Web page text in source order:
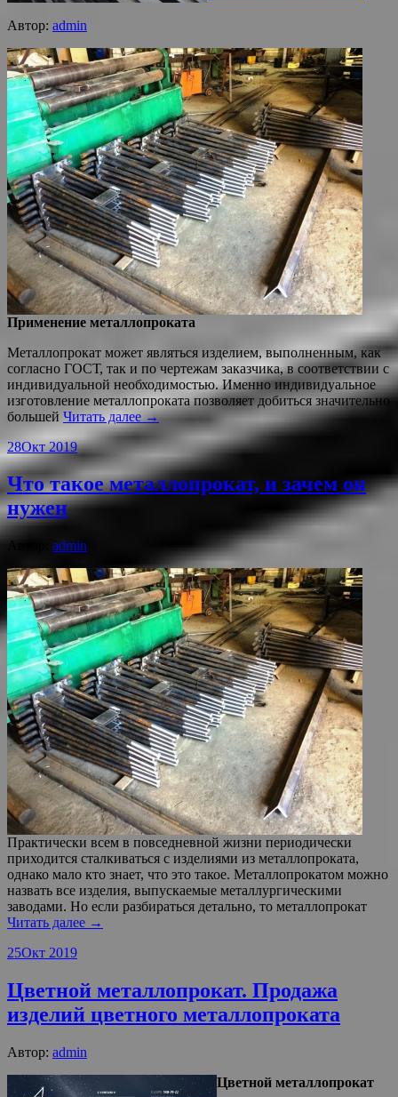
Автор: admin
Применение металлопроката
Металлопрокат может являться изделием, выполненным, как
согласно ГОСТ, так и по чертежам заказчика, в соответствии с
индивидуальной необходимостью. Именно индивидуальное
изготовление металлопроката позволяет добиться значительно
большей Читать далее →
28Окт 2019
Что такое металлопрокат, и зачем он
нужен
Автор: admin
Практически всем в повседневной жизни периодически
приходится сталкиваться с изделиями из металлопроката,
однако мало кто знает, что это такое. Металлопрокатом можно
назвать все изделия, выпускаемые металлургическими
заводами. Но если разбираться детально, то металлопрокат
Читать далее →
25Окт 2019
Цветной металлопрокат. Продажа
изделий цветного металлопроката
Автор: admin
Цветной металлопрокат